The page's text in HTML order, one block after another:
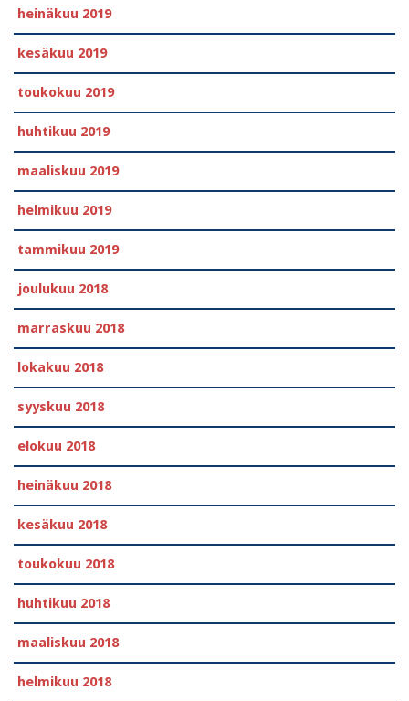
heinäkuu 2019
kesäkuu 2019
toukokuu 2019
huhtikuu 2019
maaliskuu 2019
helmikuu 2019
tammikuu 2019
joulukuu 2018
marraskuu 2018
lokakuu 2018
syyskuu 2018
elokuu 2018
heinäkuu 2018
kesäkuu 2018
toukokuu 2018
huhtikuu 2018
maaliskuu 2018
helmikuu 2018